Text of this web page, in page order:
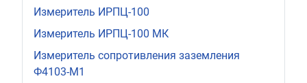
Измеритель ИРПЦ-100
Измеритель ИРПЦ-100 МК
Измеритель сопротивления заземления
Ф4103-М1